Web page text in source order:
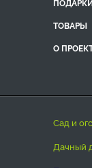
ПОДАРКИ
ТОВАРЫ
О
сад и
дачный